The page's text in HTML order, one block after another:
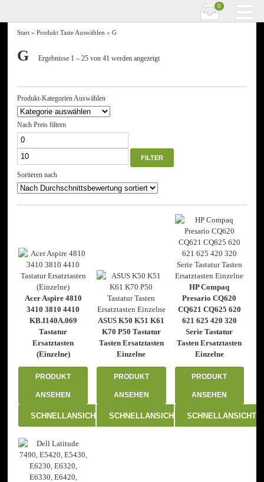
0
Start » Produkt Taste Auswählen » G
G Ergebnisse 1 – 25 von 41 werden angezeigtNach
Produkt-Kategorien Auswählen
Nach Preis filtern
Min.
Preis PreisFILTER
Sortieren nach
Acer Aspire 4810
3410 3810 4410
KB.I140A.069
Tastatur
Ersatztasten
(Einzelne)
PRODUKT
ANSEHEN
SCHNELLANSICHT
ASUS K50 K51 K61
K70 P50 Tastatur
Tasten Ersatztasten
Einzelne
PRODUKT
ANSEHEN
SCHNELLANSICHT
HP Compaq
Presario CQ620
CQ621 CQ625 620
621 625 420 320
Serie Tastatur
Tasten Ersatztasten
Einzelne
PRODUKT
ANSEHEN
SCHNELLANSICHT